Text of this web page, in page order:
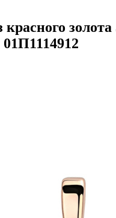
красного